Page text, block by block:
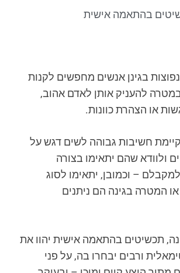
בהתאמה אישית
בגינן אנשים מחפשים לקנות
להעניק אותן לאדם אהוב,
או הצהרת כוונות.
חשיבות גבוהה לשים דגש על
ולוודא שהם יתאימו בצורה
– וכמובן, יתאימו לסוג
או המטרה בגינה הם ניתנים
תכשיטים בהתאמה אישית יהוו את
ורבים יבחרו בה, על פני